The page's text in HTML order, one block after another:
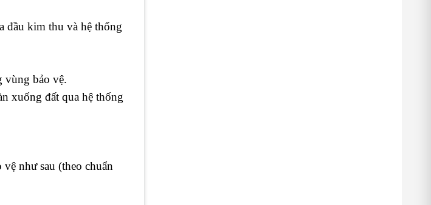
đầu kim thu và hệ thống
vùng bảo vệ.
xuống đất qua hệ thống
như sau (theo chuẩn